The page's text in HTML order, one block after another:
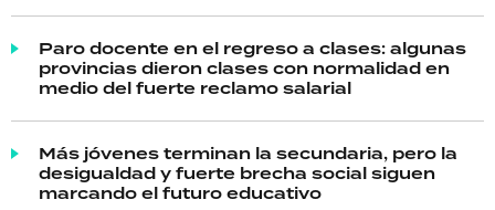
Paro docente en el regreso a clases: algunas
provincias dieron clases con normalidad en
medio del fuerte reclamo salarial
Más jóvenes terminan la secundaria, pero la
desigualdad y fuerte brecha social siguen
marcando el futuro educativo